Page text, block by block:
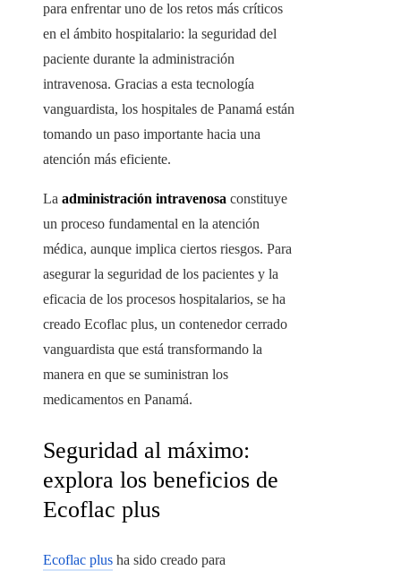
para enfrentar uno de los retos más críticos
en el ámbito hospitalario: la seguridad del
paciente durante la administración
intravenosa. Gracias a esta tecnología
vanguardista, los hospitales de Panamá están
tomando un paso importante hacia una
atención más eficiente.
La administración intravenosa constituye
un proceso fundamental en la atención
médica, aunque implica ciertos riesgos. Para
asegurar la seguridad de los pacientes y la
eficacia de los procesos hospitalarios, se ha
creado Ecoflac plus, un contenedor cerrado
vanguardista que está transformando la
manera en que se suministran los
medicamentos en Panamá.
Seguridad al máximo:
explora los beneficios de
Ecoflac plus
Ecoflac plus ha sido creado para